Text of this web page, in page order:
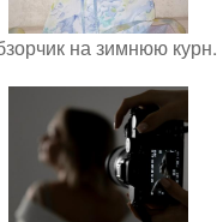
на зимнюю курн.